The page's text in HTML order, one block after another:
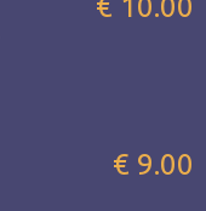
€ 9.00